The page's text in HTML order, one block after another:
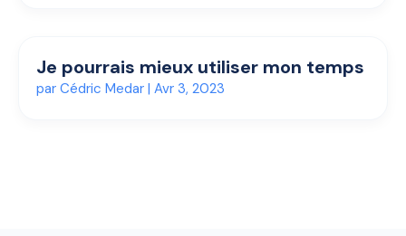
Je pourrais mieux utiliser mon temps
par Cédric Medar | Avr 3, 2023